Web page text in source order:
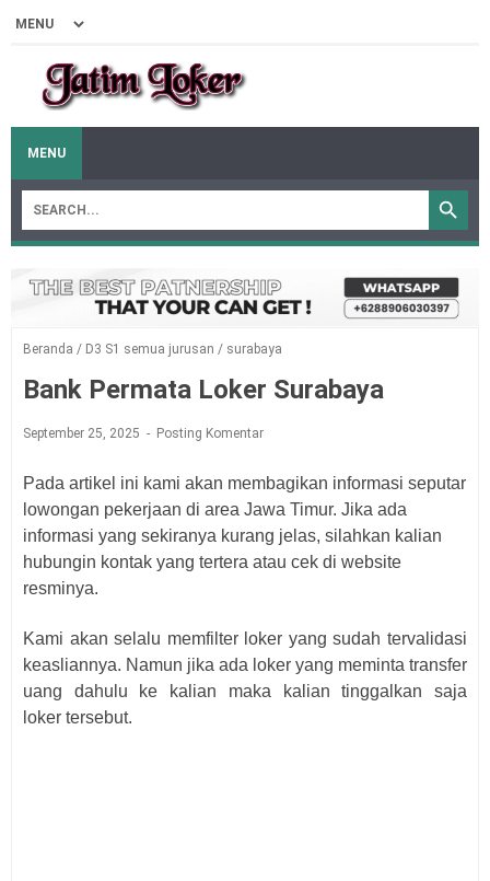
MENU
Beranda / D3 S1 semua jurusan / surabaya
Bank Permata Loker Surabaya
September 25, 2025 Posting Komentar
Pada artikel ini kami akan membagikan informasi seputar
lowongan pekerjaan di area Jawa Timur. Jika ada
informasi yang sekiranya kurang jelas, silahkan kalian
hubungin kontak yang tertera atau cek di website
resminya.
Kami akan selalu memfilter loker yang sudah tervalidasi
keasliannya. Namun jika ada loker yang meminta transfer
uang dahulu ke kalian maka kalian tinggalkan saja
loker tersebut.